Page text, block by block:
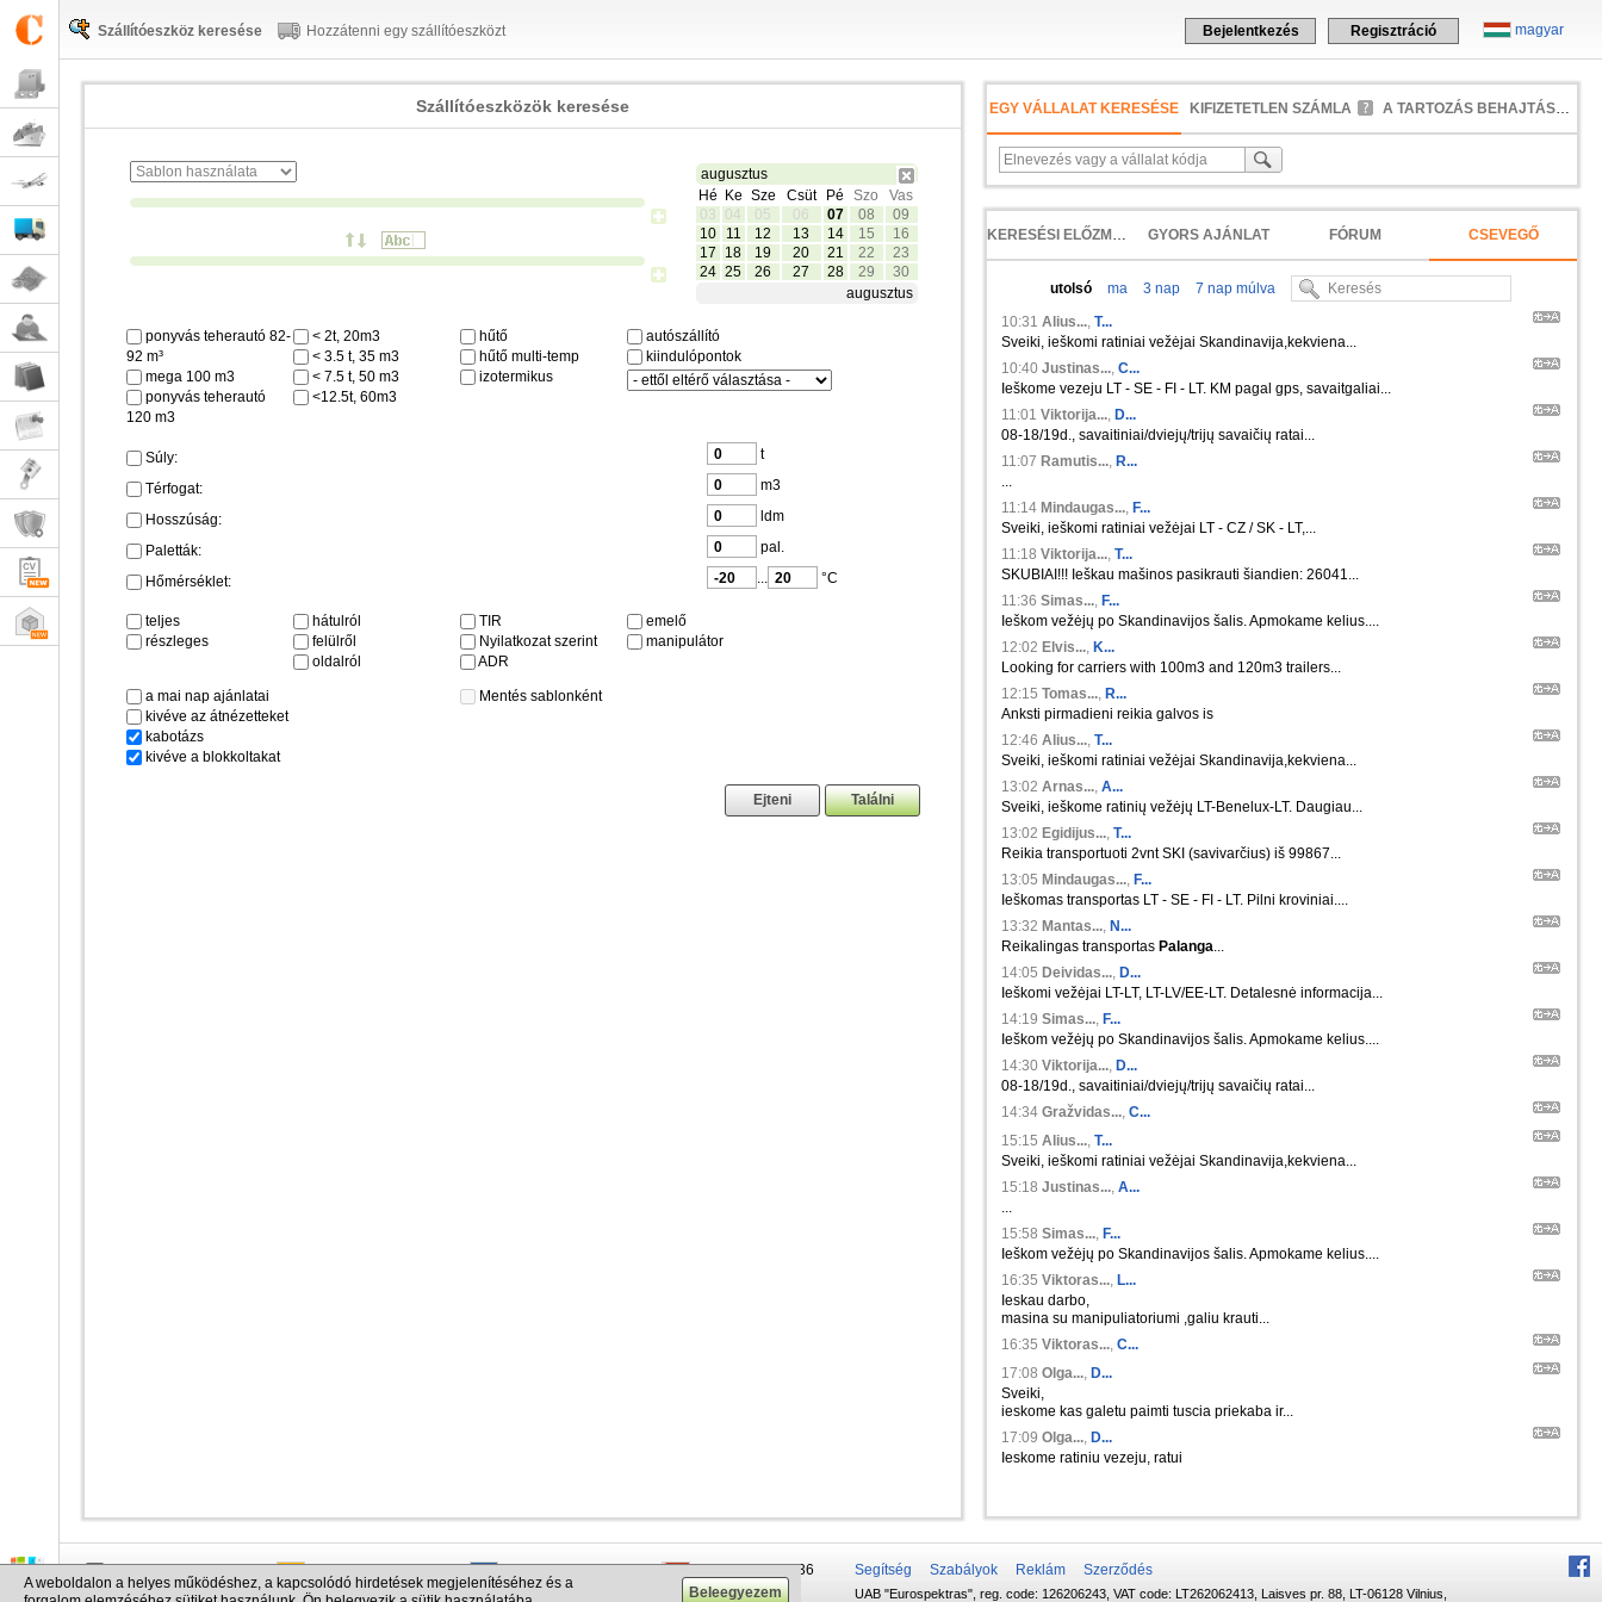
magyar
Bejelentkezés Regisztráció
Szállítóeszköz keresése Hozzátenni egy szállítóeszközt
Szállítóeszközök keresése
augusztus
Hé
Ke Sze Csüt Pé Szo
Vas
03
04 05 06 07 08
09
10
11 12 13 14 15
16
17
18 19 20 21 22
23
24 25 26 27 28 29
30
augusztus
ponyvás teherautó 82-
92 m³
mega 100 m3
ponyvás teherautó
120 m3
< 2t, 20m3
< 3.5 t, 35 m3
< 7.5 t, 50 m3
<12.5t, 60m3
hűtő
hűtő multi-temp
izotermikus
autószállító
kiindulópontok
Súly: t
Térfogat: m3
Hosszúság: ldm
Paletták: pal.
Hőmérséklet: °C
teljes
részleges
hátulról
felülről
oldalról
TIR
Nyilatkozat szerint
ADR
emelő
manipulátor
a mai nap ajánlatai
kivéve az átnézetteket
kabotázs
kivéve a blokkoltakat
Mentés sablonként
EGY VÁLLALAT KERESÉSE KIFIZETETLEN SZÁMLA A TARTOZÁS BEHAJTÁSA
KERESÉSI ELŐZMÉNYEK GYORS AJÁNLAT FÓRUM CSEVEGŐ
utolsó ma 3 nap
7 nap múlva
10:31 Alius..., T...
Sveiki, ieškomi ratiniai vežėjai Skandinavija,kekviena...
10:40 Justinas..., C...
Ieškome vezeju LT - SE - FI - LT. KM pagal gps, savaitgaliai...
11:01 Viktorija..., D...
08-18/19d., savaitiniai/dviejų/trijų savaičių ratai...
11:07 Ramutis..., R...
...
11:14 Mindaugas..., F...
Sveiki, ieškomi ratiniai vežėjai LT - CZ / SK - LT,...
11:18 Viktorija..., T...
SKUBIAI!!! Ieškau mašinos pasikrauti šiandien: 26041...
11:36 Simas..., F...
Ieškom vežėjų po Skandinavijos šalis. Apmokame kelius....
12:02 Elvis..., K...
Looking for carriers with 100m3 and 120m3 trailers...
12:15 Tomas..., R...
Anksti pirmadieni reikia galvos is
12:46 Alius..., T...
Sveiki, ieškomi ratiniai vežėjai Skandinavija,kekviena...
13:02 Arnas..., A...
Sveiki, ieškome ratinių vežėjų LT-Benelux-LT. Daugiau...
13:02 Egidijus..., T...
Reikia transportuoti 2vnt SKI (savivarčius) iš 99867...
13:05 Mindaugas..., F...
Ieškomas transportas LT - SE - FI - LT. Pilni kroviniai....
13:32 Mantas..., N...
Reikalingas transportas Palanga...
14:05 Deividas..., D...
Ieškomi vežėjai LT-LT, LT-LV/EE-LT. Detalesnė informacija...
14:19 Simas..., F...
Ieškom vežėjų po Skandinavijos šalis. Apmokame kelius....
14:30 Viktorija..., D...
08-18/19d., savaitiniai/dviejų/trijų savaičių ratai...
14:34 Gražvidas..., C...
15:15 Alius..., T...
Sveiki, ieškomi ratiniai vežėjai Skandinavija,kekviena...
15:18 Justinas..., A...
...
15:58 Simas..., F...
Ieškom vežėjų po Skandinavijos šalis. Apmokame kelius....
16:35 Viktoras..., L...
Ieskau darbo,
masina su manipuliatoriumi ,galiu krauti...
16:35 Viktoras..., C...
17:08 Olga..., D...
Sveiki,
ieskome kas galetu paimti tuscia priekaba ir...
17:09 Olga..., D...
Ieskome ratiniu vezeju, ratui
info@cargo.lt
+370 655 17777
+380 50 337-20-47
+375 29 679-1236
Segítség Szabályok Reklám Szerződés
UAB "Eurospektras", reg. code: 126206243, VAT code: LT262062413, Laisves pr. 88, LT-06128 Vilnius,
A weboldalon a helyes működéshez, a kapcsolódó hirdetések megjelenítéséhez és a